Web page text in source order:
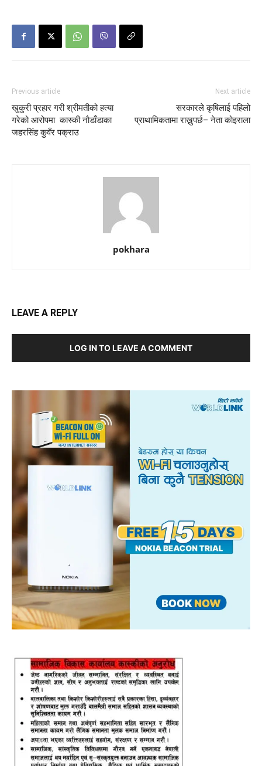
Previous article
खुकुरी प्रहार गरी श्रीमतीको हत्या
गरेको आरोपमा कास्की नाैडाँडाका
जहरसिंह कुवँर पक्राउ
Next article
सरकारले कृषिलाई पहिलो
प्राथामिकतामा राख्नुपर्छ– नेता कोइराला
pokhara
LEAVE A REPLY
LOG IN TO LEAVE A COMMENT